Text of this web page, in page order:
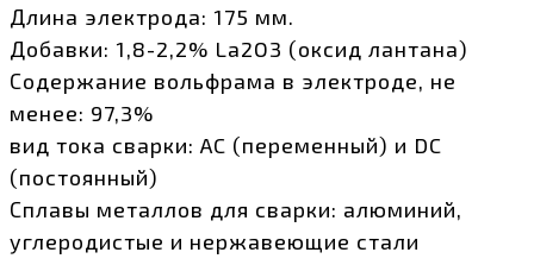
Длина электрода: 175 мм.
Добавки: 1,8-2,2% La2O3 (оксид лантана)
Содержание вольфрама в электроде, не
менее: 97,3%
вид тока сварки: AC (переменный) и DC
(постоянный)
Сплавы металлов для сварки: алюминий,
углеродистые и нержавеющие стали